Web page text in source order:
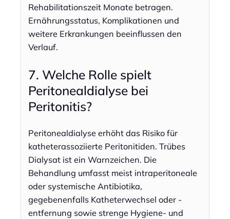
Rehabilitationszeit Monate betragen.
Ernährungsstatus, Komplikationen und
weitere Erkrankungen beeinflussen den
Verlauf.
7. Welche Rolle spielt
Peritonealdialyse bei
Peritonitis?
Peritonealdialyse erhöht das Risiko für
katheterassoziierte Peritonitiden. Trübes
Dialysat ist ein Warnzeichen. Die
Behandlung umfasst meist intraperitoneale
oder systemische Antibiotika,
gegebenenfalls Katheterwechsel oder -
entfernung sowie strenge Hygiene- und